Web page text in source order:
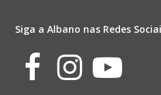
Siga a Albano nas Redes
Facebook